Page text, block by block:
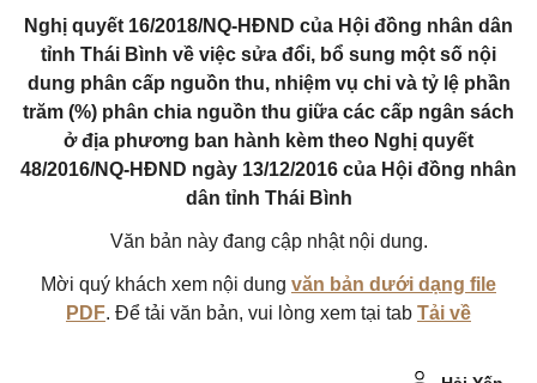
Nghị quyết 16/2018/NQ-HĐND của Hội đồng nhân dân
tỉnh Thái Bình về việc sửa đổi, bổ sung một số nội
dung phân cấp nguồn thu, nhiệm vụ chi và tỷ lệ phần
trăm (%) phân chia nguồn thu giữa các cấp ngân sách
ở địa phương ban hành kèm theo Nghị quyết
48/2016/NQ-HĐND ngày 13/12/2016 của Hội đồng nhân
dân tỉnh Thái Bình
Văn bản này đang cập nhật nội dung.
Mời quý khách xem nội dung văn bản dưới dạng file
PDF. Để tải văn bản, vui lòng xem tại tab Tải về